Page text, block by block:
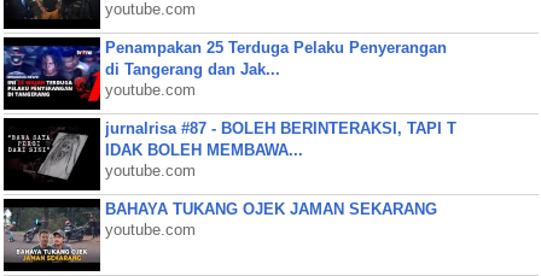
youtube.com
Penampakan 25 Terduga Pelaku Penyerangan
di Tangerang dan Jak...
youtube.com
jurnalrisa #87 - BOLEH BERINTERAKSI, TAPI T
IDAK BOLEH MEMBAWA...
youtube.com
BAHAYA TUKANG OJEK JAMAN SEKARANG
youtube.com